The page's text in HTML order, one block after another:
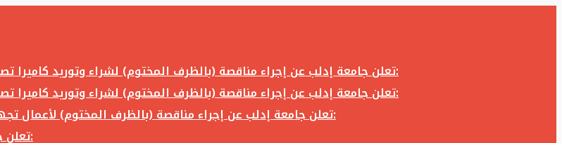
تعلن جامعة إدلب عن إجراء مناقصة (بالظرف المختوم) لشراء وتوريد كاميرا تصوير وعدسة كاميرا لزوم المكتب الإعلامي في جامعة إدلب وفق الآتي:
تعلن جامعة إدلب عن إجراء مناقصة (بالظرف المختوم) لشراء وتوريد كاميرا تصوير وعدسة كاميرا لزوم المكتب الإعلامي في جامعة إدلب وفق الآتي:
تعلن جامعة إدلب عن إجراء مناقصة (بالظرف المختوم) لأعمال تجهيز مخبر الدراسات العليا في كلية العلوم في جامعة ادلب وفق الآتي:
تعلن جامعة إدلب عن إجراء مناقصة (بالظرف المختوم) لشراء وتوريد ما يلي: